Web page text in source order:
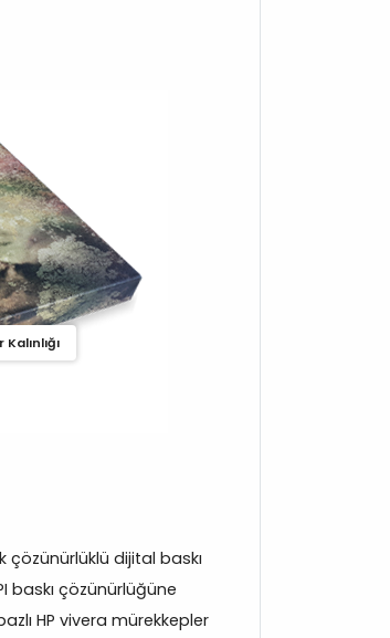
dijital baskı
baskı çözünürlüğüne
HP vivera mürekkepler